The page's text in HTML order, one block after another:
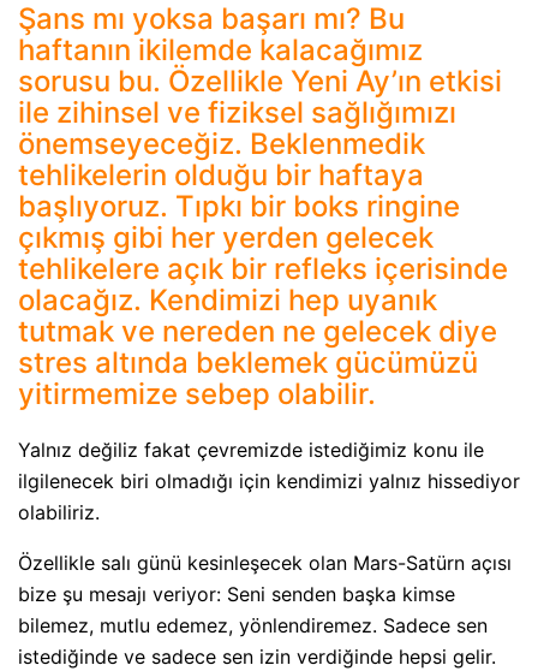
Şans mı yoksa başarı mı? Bu
haftanın ikilemde kalacağımız
sorusu bu. Özellikle Yeni Ay’ın etkisi
ile zihinsel ve fiziksel sağlığımızı
önemseyeceğiz. Beklenmedik
tehlikelerin olduğu bir haftaya
başlıyoruz. Tıpkı bir boks ringine
çıkmış gibi her yerden gelecek
tehlikelere açık bir refleks içerisinde
olacağız. Kendimizi hep uyanık
tutmak ve nereden ne gelecek diye
stres altında beklemek gücümüzü
yitirmemize sebep olabilir.
Yalnız değiliz fakat çevremizde istediğimiz konu ile
ilgilenecek biri olmadığı için kendimizi yalnız hissediyor
olabiliriz.
Özellikle salı günü kesinleşecek olan Mars-Satürn açısı
bize şu mesajı veriyor: Seni senden başka kimse
bilemez, mutlu edemez, yönlendiremez. Sadece sen
istediğinde ve sadece sen izin verdiğinde hepsi gelir.